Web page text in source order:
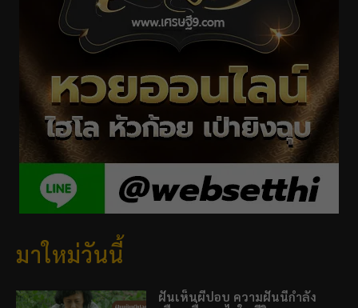
มาใหม่วันนี้
ฝันเห็นผีปอบ ความฝันนี้กำลัง